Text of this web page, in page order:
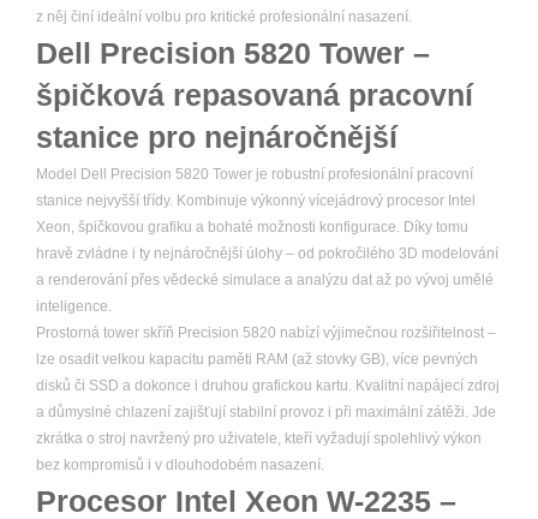
z něj činí ideální volbu pro kritické profesionální nasazení.
Dell Precision 5820 Tower –
špičková repasovaná pracovní
stanice pro nejnáročnější
Model Dell Precision 5820 Tower je robustní profesionální pracovní
stanice nejvyšší třídy. Kombinuje výkonný vícejádrový procesor Intel
Xeon, špičkovou grafiku a bohaté možnosti konfigurace. Díky tomu
hravě zvládne i ty nejnáročnější úlohy – od pokročilého 3D modelování
a renderování přes vědecké simulace a analýzu dat až po vývoj umělé
inteligence.
Prostorná tower skříň Precision 5820 nabízí výjimečnou rozšiřitelnost –
lze osadit velkou kapacitu paměti RAM (až stovky GB), více pevných
disků či SSD a dokonce i druhou grafickou kartu. Kvalitní napájecí zdroj
a důmyslné chlazení zajišťují stabilní provoz i při maximální zátěži. Jde
zkrátka o stroj navržený pro uživatele, kteří vyžadují spolehlivý výkon
bez kompromisů i v dlouhodobém nasazení.
Procesor Intel Xeon W-2235 –